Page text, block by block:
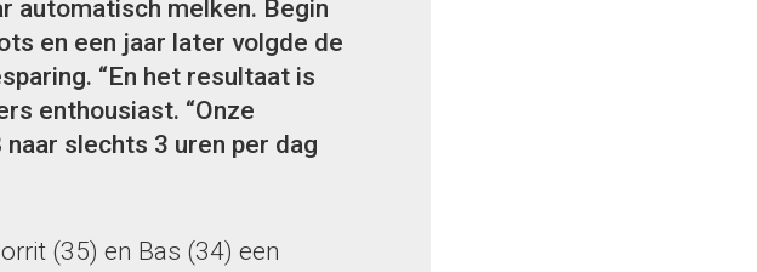
automatisch melken. Begin
en een jaar later volgde de
“En het resultaat is
enthousiast. “Onze
slechts 3 uren per dag
(35) en Bas (34) een